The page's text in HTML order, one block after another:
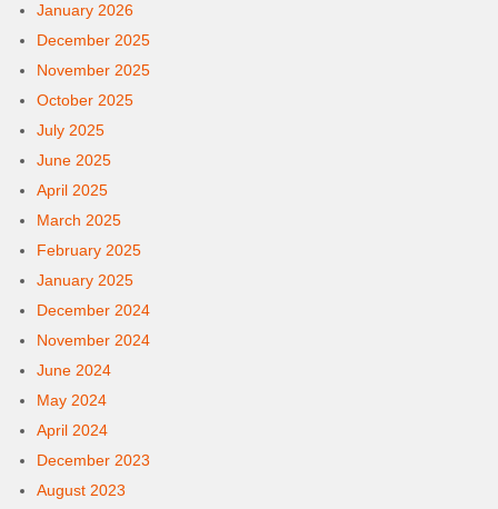
January 2026
December 2025
November 2025
October 2025
July 2025
June 2025
April 2025
March 2025
February 2025
January 2025
December 2024
November 2024
June 2024
May 2024
April 2024
December 2023
August 2023